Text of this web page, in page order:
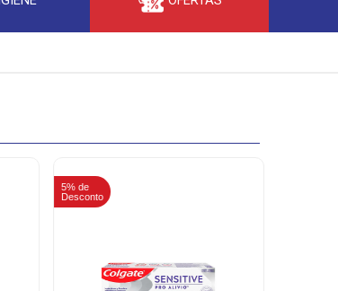
5% de
Desconto